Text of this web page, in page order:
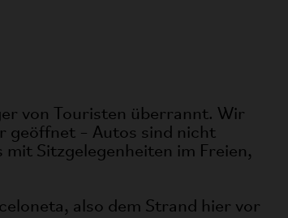
von Touristen überrannt. Wir
geöffnet – Autos sind nicht
Sitzgelegenheiten im Freien,
also dem Strand hier vor